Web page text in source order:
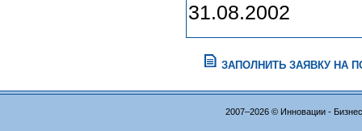
31.08.2002
ЗАПОЛНИТЬ ЗАЯВКУ НА
2007–2026 © Инновации -